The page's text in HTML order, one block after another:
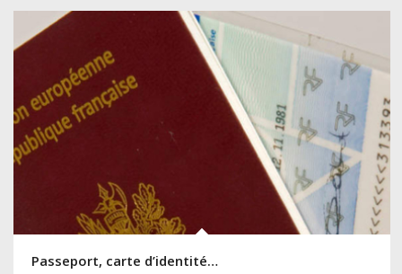
Passeport, carte d’identité…